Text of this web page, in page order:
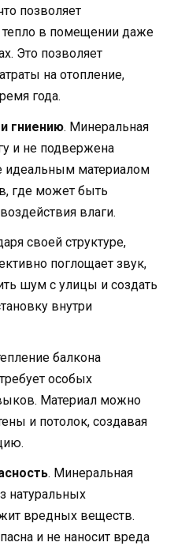
позволяет
тепло в помещении даже
Это позволяет
на отопление,
года.
гниению. Минеральная
и не подвержена
идеальным материалом
где может быть
влаги.
своей структуре,
поглощает звук,
шум с улицы и создать
внутри
балкона
особых
Материал можно
и потолок, создавая
. Минеральная
натуральных
вредных веществ.
и не наносит вреда